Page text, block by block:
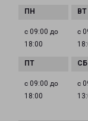
с 09:00 до
18:00
с
с 09:00 до
18:00
с